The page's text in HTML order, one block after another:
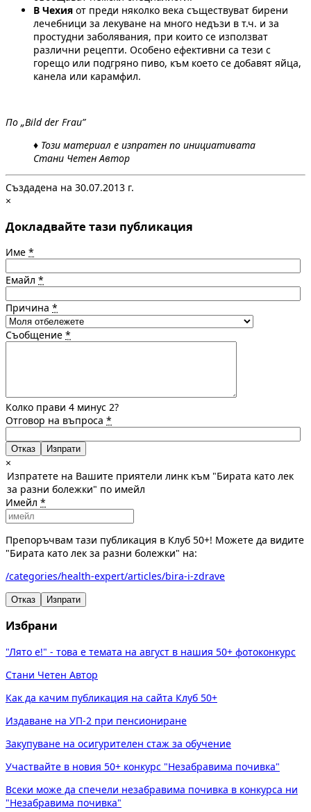
В Чехия от преди няколко века съществуват бирени
лечебници за лекуване на много недъзи в т.ч. и за
простудни заболявания, при които се използват
различни рецепти. Особено ефективни са тези с
горещо или подгряно пиво, към което се добавят яйца,
канела или карамфил.
По „Bild der Frau”
♦ Този материал е изпратен по инициативата
Стани Четен Автор
Създадена на 30.07.2013 г.
×
Докладвайте тази публикация
Име *
Емайл *
Причина *
Съобщение *
Колко прави 4 минус 2?
Отговор на въпроса *
Отказ
×
Изпратете на Вашите приятели линк към "Бирата като лек
за разни болежки" по имейл
Имейл *
Препоръчвам тази публикация в Клуб 50+! Можете да видите
"Бирата като лек за разни болежки" на:
/categories/health-expert/articles/bira-i-zdrave
Отказ Изпрати
Избрани
"Лято е!" - това е темата на август в нашия 50+ фотоконкурс
Стани Четен Автор
Как да качим публикация на сайта Клуб 50+
Издаване на УП-2 при пенсиониране
Закупуване на осигурителен стаж за обучение
Участвайте в новия 50+ конкурс "Незабравима почивка"
Всеки може да спечели незабравима почивка в конкурса ни
"Незабравима почивка"